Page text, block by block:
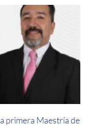
primera Maestría de